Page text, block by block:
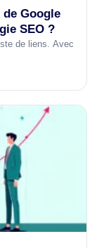
Google
SEO ?
de liens. Avec